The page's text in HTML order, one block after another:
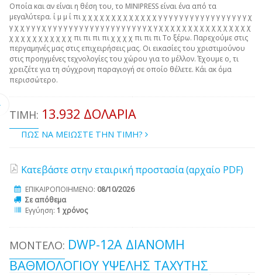
Οποία και αν είναι η θέση του, το MINIPRESS είναι ένα από τα
μεγαλύτερα. ί μ μ ί πι χ χ χ χ χ χ χ χ χ χ χ χ χ γ γ γ γ γ γ γ γ γ γ γ γ γ γ γ γ γ χ
γ χ χ γ γ γ χ γ γ γ γ γ γ γ γ γ γ γ γ γ γ γ γ γ γ γ χ γ χ χ χ χ χ χ χ χ χ χ χ χ χ χ χ χ
χ χ χ χ χ χ χ χ χ χ χ πι πι πι πι χ χ χ χ πι πι πι Το ξέρω. Παρεχούμε στις
περγαμηνές μας στις επιχειρήσεις μας. Οι εικασίες του χριστιμούνου
στις προηγμένες τεχνολογίες του χώρου για το μέλλον. Έχουμε ο, τι
χρειζέτε για τη σύγχρονη παραγιογή σε οποίο θέλετε. Κάι ακ όμα
περισσώτερο.
ΤΙΜΉ: 13.932 ΔΟΛΆΡΙΑ
ΠΩΣ ΝΑ ΜΕΙΩΣΤΕ ΤΗΝ ΤΙΜΗ?
Κατεβάστε στην εταιρική προστασία (αρχαίο PDF)
ΕΠΙΚΑΙΡΟΠΟΙΗΜΕΝΟ: 08/10/2026
Σε απόθεμα
Εγγύηση: 1 χρόνος
ΜΟΝΤΈΛΟ: DWP-12A ΔΙΑΝΟΜΉ
ΒΑΘΜΟΛΟΓΊΟΥ ΥΨΈΛΗΣ ΤΑΧΎΤΗΣ